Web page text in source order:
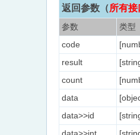
返回参数 （所有
参数 类型
code
result
count
data
data>>id